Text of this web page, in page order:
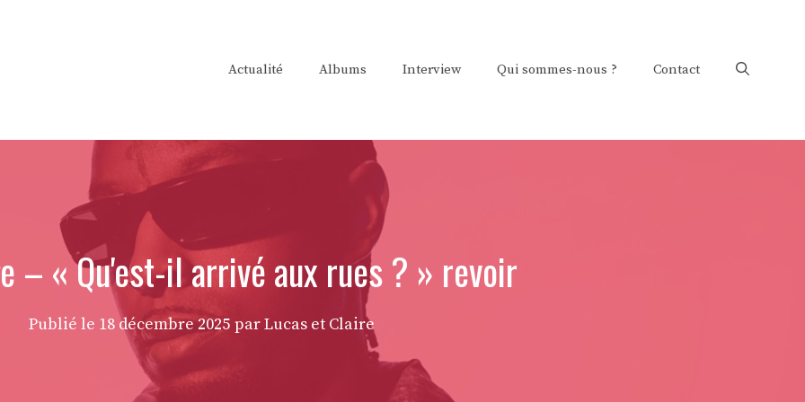
Actualité Albums Interview Qui sommes-nous ? Contact
– « Qu'est-il arrivé aux rues ? » revoir
Publié le 18 décembre 2025 par Lucas et Claire